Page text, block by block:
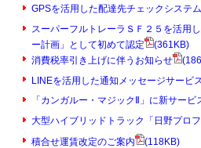
GPSを活用した配達先チェックシステ
スーパーフルトレーラＳＦ２５を活用
ー計画」として初めて認定
(361KB)
消費税率引き上げに伴うお知らせ
LINEを活用した通知メッセージサービ
「カンガルー・マジックⅡ」に新サー
大型ハイブリッドトラック「日野プロ
積合せ運賃改定のご案内
(118KB)